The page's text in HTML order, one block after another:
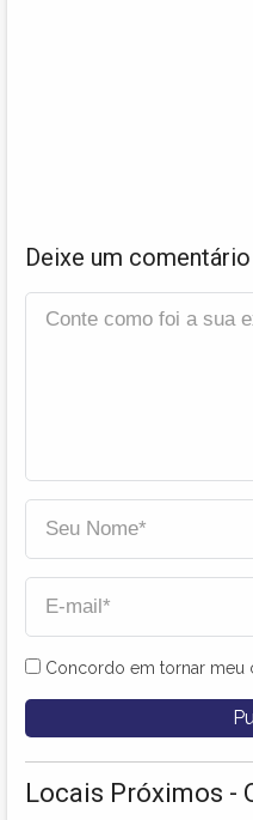
Deixe um comentário
Concordo em tornar meu
Locais Próximos -